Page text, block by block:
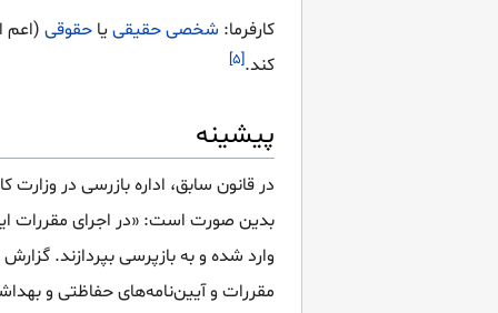
کارفرما: شخصی حقیقییا حقوقی (اعم
کند.[۵]
پیشینه
در قانون سابق، اداره‌ بازرسی در
بدین صورت است: «در اجرای مقررات
وارد شده و به بازپرسی بپردازند.
مقررات و آیین‌نامه‌های حفاظتی و